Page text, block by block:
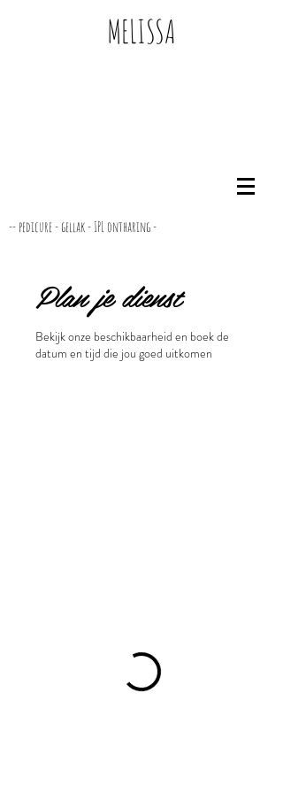
MELISSA
-- pedicure - gellak - IPL ontharing -
Plan je dienst
Bekijk onze beschikbaarheid en boek de
datum en tijd die jou goed uitkomen